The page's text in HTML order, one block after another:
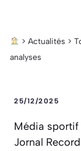
> Actualités >
analyses
25/12/2025
Média sportif
Jornal